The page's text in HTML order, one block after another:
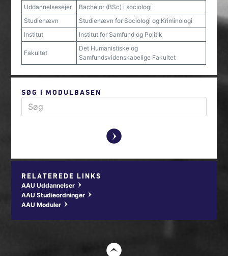
Uddannelsesejer
Bachelor (BSc) i sociologi
Studienævn
Studienævn for Sociologi og Kriminologi
Institut
Institut for Samfund og Politik
Fakultet
Det Humanistiske og
Samfundsvidenskabelige Fakultet
SØG I MODULBASEN
y
RELATEREDE LINKS
AAU Uddannelser w
AAU Studieordninger w
AAU Moduler w
t